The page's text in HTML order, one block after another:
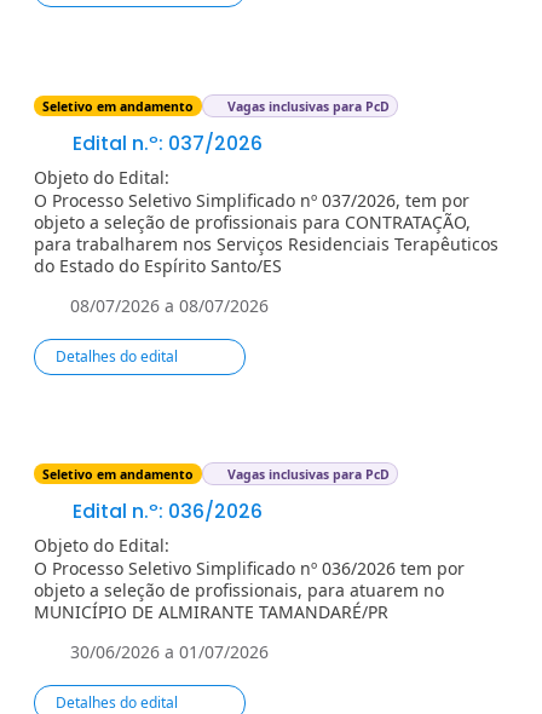
Seletivo em andamento Vagas inclusivas para PcD
Edital n.º: 037/2026
Objeto do Edital:
O Processo Seletivo Simplificado nº 037/2026, tem por
objeto a seleção de profissionais para CONTRATAÇÃO,
para trabalharem nos Serviços Residenciais Terapêuticos
do Estado do Espírito Santo/ES
08/07/2026 a 08/07/2026
Detalhes do edital
Seletivo em andamento Vagas inclusivas para PcD
Edital n.º: 036/2026
Objeto do Edital:
O Processo Seletivo Simplificado nº 036/2026 tem por
objeto a seleção de profissionais, para atuarem no
MUNICÍPIO DE ALMIRANTE TAMANDARÉ/PR
30/06/2026 a 01/07/2026
Detalhes do edital